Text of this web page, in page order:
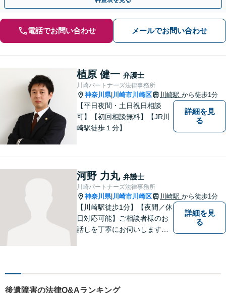
電話でお問い合わせ メールでお問い合わせ
植原 健一 弁護士
川崎パートナーズ法律事務所
神奈川県| 川崎市川崎区 川崎駅 から徒歩1分
【平日夜間・土日祝日相談
可】【初回相談無料】【JR川
崎駅徒歩１分】
詳細を見
る
河野 力丸 弁護士
川崎パートナーズ法律事務所
神奈川県| 川崎市川崎区 川崎駅 から徒歩1分
【川崎駅徒歩1分】【夜間／休
日対応可能】ご相談者様のお
話しを丁寧にお伺いします。
ブルに対応可能。【明確な料
金体系】法律トラブルでお悩
詳細を見
る
後遺障害の法律Q&Aランキング